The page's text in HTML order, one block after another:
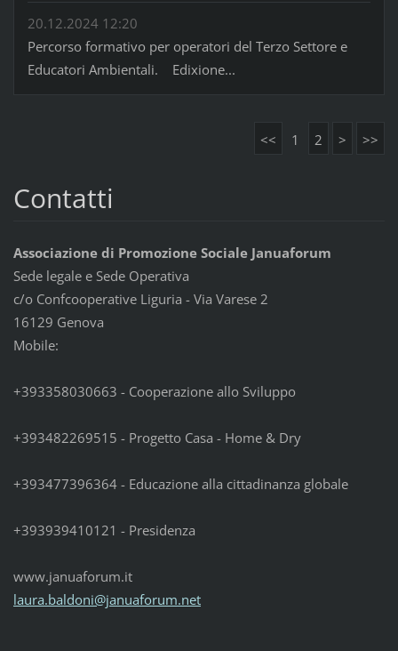
20.12.2024 12:20
Percorso formativo per operatori del Terzo Settore e
Educatori Ambientali. Edixione...
<< 1 2 > >>
Contatti
Associazione di Promozione Sociale Januaforum
Sede legale e Sede Operativa
c/o Confcooperative Liguria - Via Varese 2
16129 Genova
Mobile:
+393358030663 - Cooperazione allo Sviluppo
+393482269515 - Progetto Casa - Home & Dry
+393477396364 - Educazione alla cittadinanza globale
+393939410121 - Presidenza
www.januaforum.it
laura.baldoni@januaforum.net